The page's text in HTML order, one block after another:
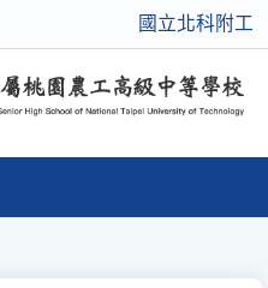
國立北科附工